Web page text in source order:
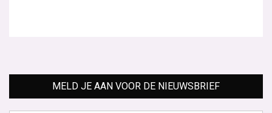
MELD JE AAN VOOR DE NIEUWSBRIEF